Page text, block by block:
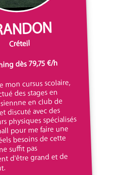
Créteil
dès 79,75 €/h
mon cursus scolaire,
des stages en
en club de
discuté avec des
physiques spécialisés
pour me faire une
besoins de cette
suffit pas
d'être grand et de